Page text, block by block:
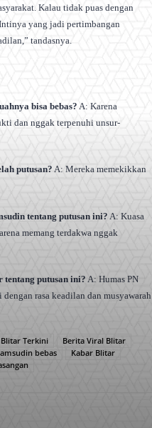
Kalau tidak puas dengan
yang jadi pertimbangan
tandasnya.
bisa bebas? A: Karena
dan nggak terpenuhi unsur-
putusan? A: Mereka memekikkan
tentang putusan ini? A: Kuasa
memang terdakwa nggak
tentang putusan ini? A: Humas PN
rasa keadilan dan musyawarah
Terkini
Berita Viral Blitar
bebas
Kabar Blitar